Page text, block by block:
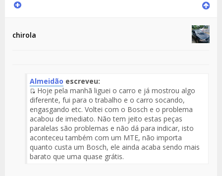
chirola
Almeidão escreveu:
Fuente
del
Mensaje
Hoje pela manhã liguei o carro e já mostrou algo
diferente, fui para o trabalho e o carro socando,
engasgando etc. Voltei com o Bosch e o problema
acabou de imediato. Não tem jeito estas peças
paralelas são problemas e não dá para indicar, isto
aconteceu também com um MTE, não importa
quanto custa um Bosch, ele ainda acaba sendo mais
barato que uma quase grátis.